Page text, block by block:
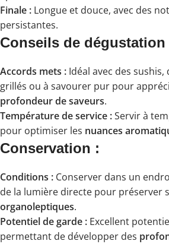
Finale : Longue et douce, avec des
persistantes.
Conseils de dégustation
Accords mets : Idéal avec des
grillés ou à savourer pur pour
profondeur de saveurs.
Température de service :Servir à
pour optimiser les nuances
Conservation :
Conditions : Conserver dans un
de la lumière directe pour préserver
organoleptiques.
Potentiel de garde : Excellent
permettant de développer des